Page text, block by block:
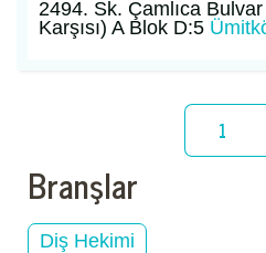
2494. Sk. Çamlıca
Karşısı) A Blok D:5
1
Branşlar
Diş Hekimi